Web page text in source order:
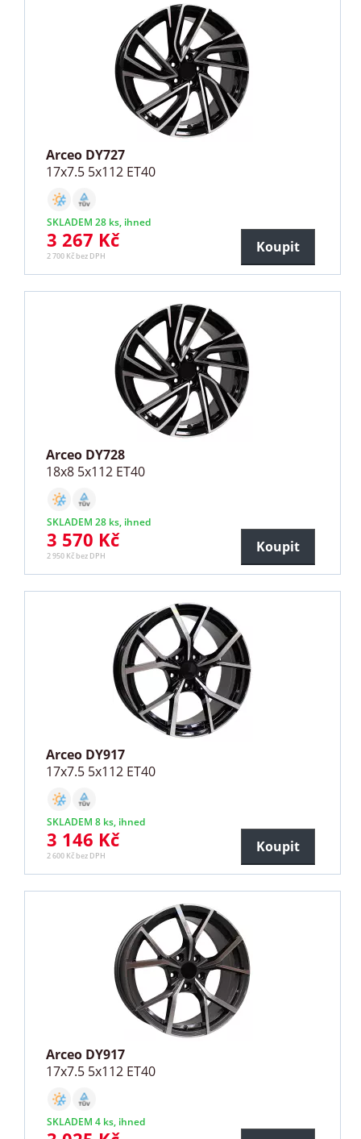
Arceo DY727
17x7.5 5x112 ET40
SKLADEM 28 ks, ihned
3 267 Kč
2 700 Kč bez DPH
Koupit
Arceo DY728
18x8 5x112 ET40
SKLADEM 28 ks, ihned
3 570 Kč
2 950 Kč bez DPH
Koupit
Arceo DY917
17x7.5 5x112 ET40
SKLADEM 8 ks, ihned
3 146 Kč
2 600 Kč bez DPH
Koupit
Arceo DY917
17x7.5 5x112 ET40
SKLADEM 4 ks, ihned